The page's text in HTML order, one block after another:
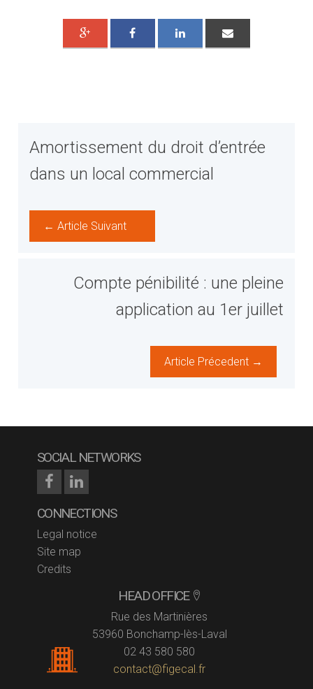
Amortissement du droit d’entrée
dans un local commercial
← Article Suivant
Compte pénibilité : une pleine
application au 1er juillet
Article Précedent →
SOCIAL NETWORKS
CONNECTIONS
Legal notice
Site map
Credits
HEAD OFFICE
Rue des Martinières
53960 Bonchamp-lès-Laval
02 43 580 580
contact@figecal.fr